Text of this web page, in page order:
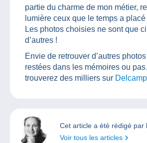
partie du charme de mon métier,
lumière ceux que le temps a placé
Les photos choisies ne sont que
d’autres !
Envie de retrouver d’autres
restées dans les mémoires ou
trouverez des milliers sur
Cet article a été rédigé par
Voir tous les articles